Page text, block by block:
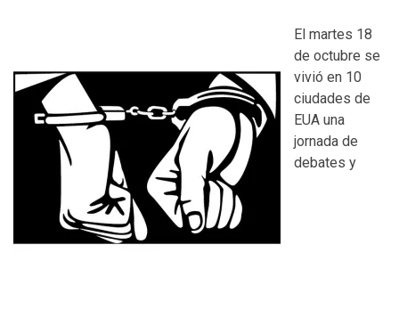
El martes 18
de octubre se
vivió en 10
ciudades de
EUA una
jornada de
debates y